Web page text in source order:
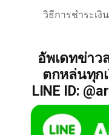
วิธีการชำระเงิ
อัพเดทข่าว
ตกหล่นทุก
LINE ID: